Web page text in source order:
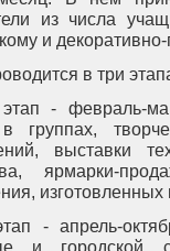
из числа
и
в три
- февраль-
группах,
выставки
ярмарки-
- апрель-
и городской